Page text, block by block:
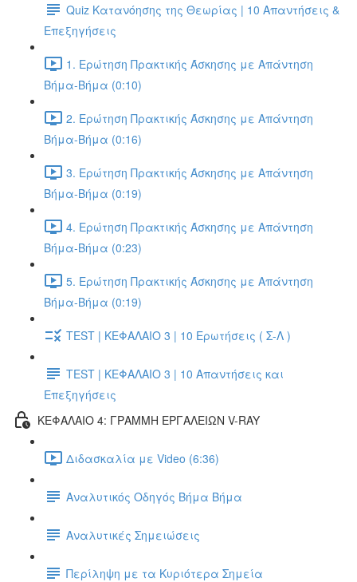
Quiz Κατανόησης της Θεωρίας | 10 Απαντήσεις &
Επεξηγήσεις
1. Ερώτηση Πρακτικής Άσκησης με Απάντηση
Βήμα-Βήμα (0:10)
2. Ερώτηση Πρακτικής Άσκησης με Απάντηση
Βήμα-Βήμα (0:16)
3. Ερώτηση Πρακτικής Άσκησης με Απάντηση
Βήμα-Βήμα (0:19)
4. Ερώτηση Πρακτικής Άσκησης με Απάντηση
Βήμα-Βήμα (0:23)
5. Ερώτηση Πρακτικής Άσκησης με Απάντηση
Βήμα-Βήμα (0:19)
TEST | ΚΕΦΑΛΑΙΟ 3 | 10 Ερωτήσεις ( Σ-Λ )
TEST | ΚΕΦΑΛΑΙΟ 3 | 10 Απαντήσεις και
Επεξηγήσεις
ΚΕΦΑΛΑΙΟ 4: ΓΡΑΜΜΗ ΕΡΓΑΛΕΙΩΝ V-RAY
Διδασκαλία με Video (6:36)
Αναλυτικός Οδηγός Βήμα Βήμα
Αναλυτικές Σημειώσεις
Περίληψη με τα Κυριότερα Σημεία